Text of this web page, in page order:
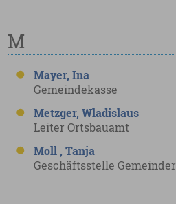
M
Mayer, Ina
Gemeindekasse
Metzger, Wladislaus
Leiter Ortsbauamt
Moll , Tanja
Geschäftsstelle